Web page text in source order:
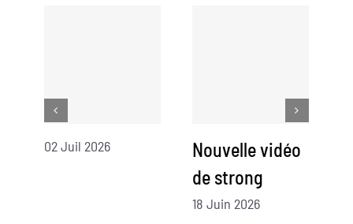
02 Juil 2026
Nouvelle vidéo
de strong
18 Juin 2026